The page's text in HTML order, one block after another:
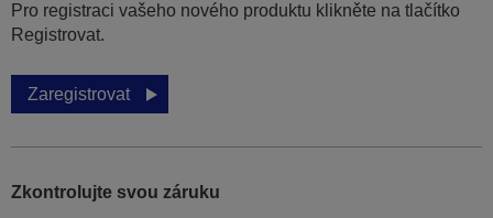
Pro registraci vašeho nového produktu klikněte na tlačítko
Registrovat.
Zaregistrovat
Zkontrolujte svou záruku